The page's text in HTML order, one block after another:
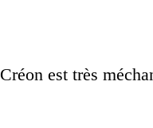
Créon est très